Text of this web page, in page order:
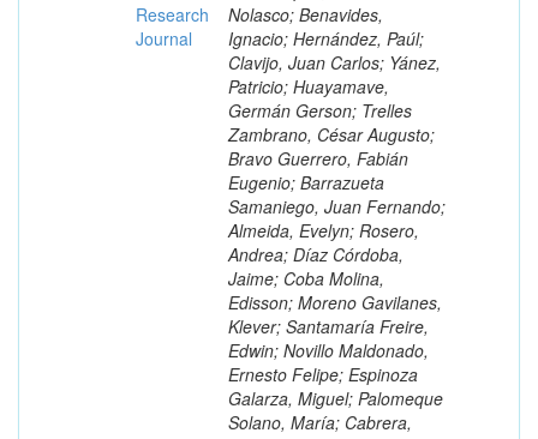
Research
Journal
Nolasco; Benavides,
Ignacio; Hernández, Paúl;
Clavijo, Juan Carlos; Yánez,
Patricio; Huayamave,
Germán Gerson; Trelles
Zambrano, César Augusto;
Bravo Guerrero, Fabián
Eugenio; Barrazueta
Samaniego, Juan Fernando;
Almeida, Evelyn; Rosero,
Andrea; Díaz Córdoba,
Jaime; Coba Molina,
Edisson; Moreno Gavilanes,
Klever; Santamaría Freire,
Edwin; Novillo Maldonado,
Ernesto Felipe; Espinoza
Galarza, Miguel; Palomeque
Solano, María; Cabrera,